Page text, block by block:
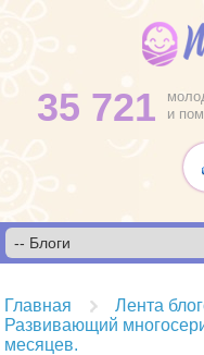
35 721
и
Главная
Лента
Развивающий
месяцев.